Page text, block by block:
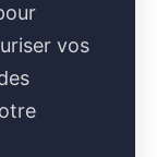
vos